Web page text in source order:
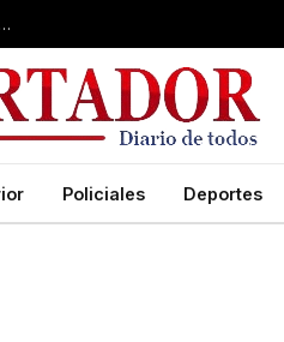
Un ciclista se incrustó dentro de la cabina de una camioneta tras un fuerte choque
Policiales Deportes